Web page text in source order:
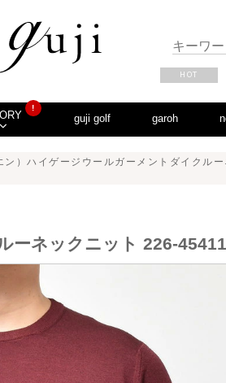
HOT
!
guji golf garoh
）ハイゲージウールガーメントダイクル